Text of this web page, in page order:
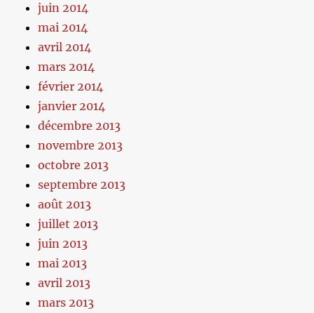
juin 2014
mai 2014
avril 2014
mars 2014
février 2014
janvier 2014
décembre 2013
novembre 2013
octobre 2013
septembre 2013
août 2013
juillet 2013
juin 2013
mai 2013
avril 2013
mars 2013